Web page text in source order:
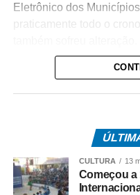
Eletrônico dos
Apesar das mudanças,
de setembro. O edital
transferência bancária,
CULTURA 13
Começou a